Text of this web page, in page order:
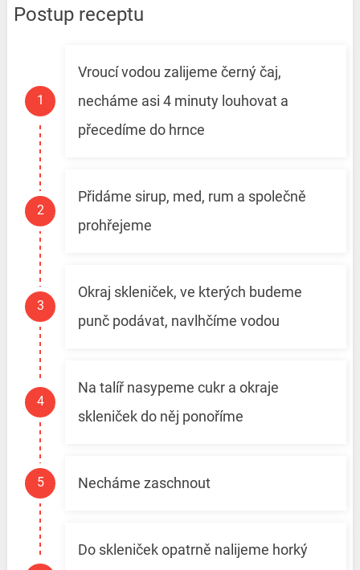
Postup receptu
Vroucí vodou zalijeme černý čaj,
necháme asi 4 minuty louhovat a
přecedíme do hrnce
Přidáme sirup, med, rum a společně
prohřejeme
Okraj skleniček, ve kterých budeme
punč podávat, navlhčíme vodou
Na talíř nasypeme cukr a okraje
skleniček do něj ponoříme
Necháme zaschnout
Do skleniček opatrně nalijeme horký